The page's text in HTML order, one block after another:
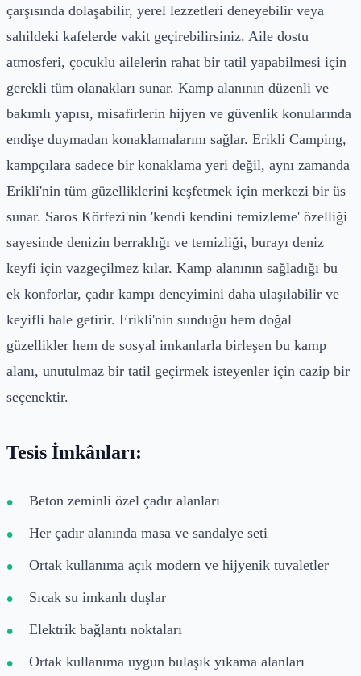
çarşısında dolaşabilir, yerel lezzetleri deneyebilir veya
sahildeki kafelerde vakit geçirebilirsiniz. Aile dostu
atmosferi, çocuklu ailelerin rahat bir tatil yapabilmesi için
gerekli tüm olanakları sunar. Kamp alanının düzenli ve
bakımlı yapısı, misafirlerin hijyen ve güvenlik konularında
endişe duymadan konaklamalarını sağlar. Erikli Camping,
kampçılara sadece bir konaklama yeri değil, aynı zamanda
Erikli'nin tüm güzelliklerini keşfetmek için merkezi bir üs
sunar. Saros Körfezi'nin 'kendi kendini temizleme' özelliği
sayesinde denizin berraklığı ve temizliği, burayı deniz
keyfi için vazgeçilmez kılar. Kamp alanının sağladığı bu
ek konforlar, çadır kampı deneyimini daha ulaşılabilir ve
keyifli hale getirir. Erikli'nin sunduğu hem doğal
güzellikler hem de sosyal imkanlarla birleşen bu kamp
alanı, unutulmaz bir tatil geçirmek isteyenler için cazip bir
seçenektir.
Tesis İmkânları:
Beton zeminli özel çadır alanları
Her çadır alanında masa ve sandalye seti
Ortak kullanıma açık modern ve hijyenik tuvaletler
Sıcak su imkanlı duşlar
Elektrik bağlantı noktaları
Ortak kullanıma uygun bulaşık yıkama alanları